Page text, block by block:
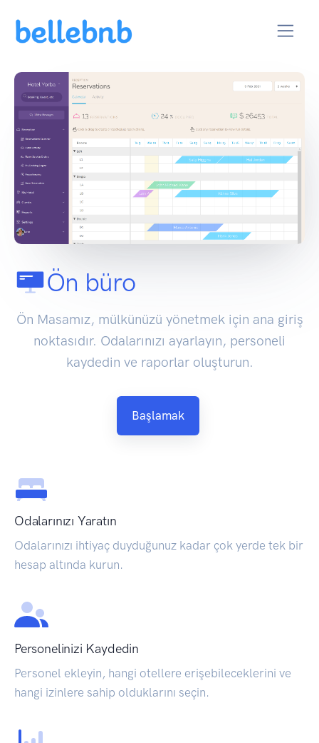
Ön büro
Ön Masamız, mülkünüzü yönetmek için ana giriş
noktasıdır. Odalarınızı ayarlayın, personeli
kaydedin ve raporlar oluşturun.
Başlamak
Odalarınızı Yaratın
Odalarınızı ihtiyaç duyduğunuz kadar çok yerde tek bir
hesap altında kurun.
Personelinizi Kaydedin
Personel ekleyin, hangi otellere erişebileceklerini ve
hangi izinlere sahip olduklarını seçin.